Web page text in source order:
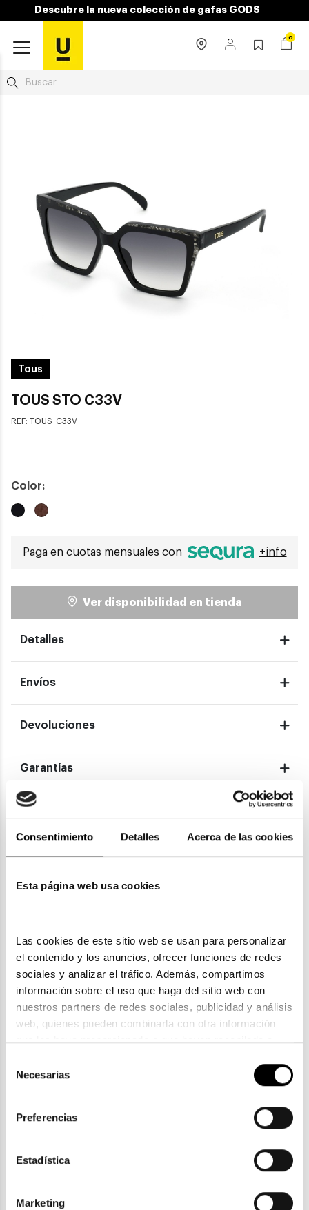
Consentimiento Detalles Acerca de las cookies
Esta página web usa cookies
Las cookies de este sitio web se usan para personalizar
el contenido y los anuncios, ofrecer funciones de redes
sociales y analizar el tráfico. Además, compartimos
información sobre el uso que haga del sitio web con
nuestros partners de redes sociales, publicidad y análisis
web, quienes pueden combinarla con otra información
que les haya proporcionado o que hayan recopilado a
la política de privacidad en el siguiente
. Consulta
Necesarias
Preferencias
Estadística
Marketing
Descubre la nueva colección de gafas GODS
0
Tous
TOUS STO C33V
REF: TOUS-C33V
Color:
Paga en cuotas mensuales con +info
Ver disponibilidad en tienda
Detalles
Envíos
Devoluciones
Garantías
También te puede gustar
113,10€